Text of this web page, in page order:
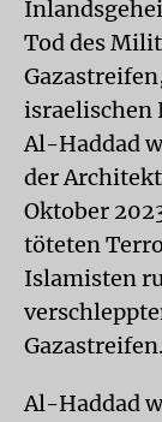
Tod des
israelischen
Al-Haddad
der
Oktober
töteten
Islamisten
Gazastreifen.
Al-Haddad